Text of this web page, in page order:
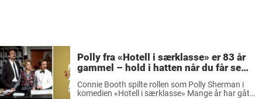
Polly fra «Hotell i særklasse» er 83 år
gammel – hold i hatten når du får se
hvordan hun ser ut i dag
Connie Booth spilte rollen som Polly Sherman i
komedien «Hotell i særklasse» Mange år har gått